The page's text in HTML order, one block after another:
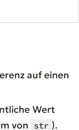
auf einen
Wert
von str ).